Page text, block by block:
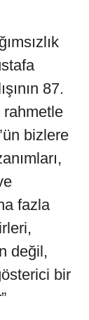
87.
rahmetle
bizlere
fazla
değil,
bir